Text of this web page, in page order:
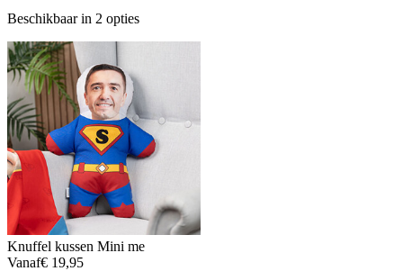
Beschikbaar in 2 opties
Knuffel kussen Mini me
Vanaf€ 19,95